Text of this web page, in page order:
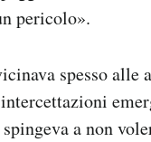
pericolo».
spesso
a non